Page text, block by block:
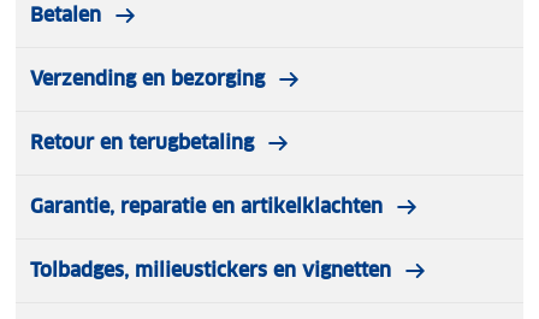
Betalen
Verzending en bezorging
Retour en terugbetaling
Garantie, reparatie en artikelklachten
Tolbadges, milieustickers en vignetten